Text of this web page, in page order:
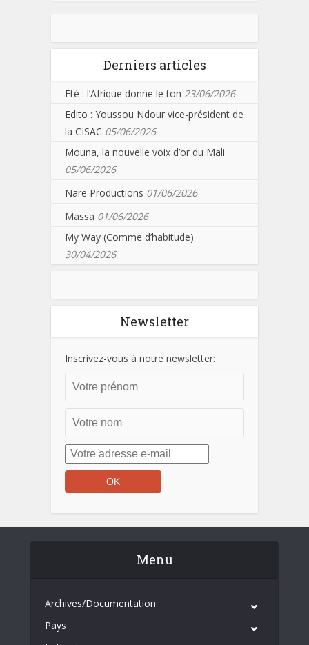
Derniers articles
Eté : l’Afrique donne le ton 23/06/2026
Edito : Youssou Ndour vice-président de
la CISAC 05/06/2026
Mouna, la nouvelle voix d’or du Mali
05/06/2026
Nare Productions 01/06/2026
Massa 01/06/2026
My Way (Comme d’habitude)
30/04/2026
Newsletter
Inscrivez-vous à notre newsletter:
Menu
Archives/Documentation
Pays